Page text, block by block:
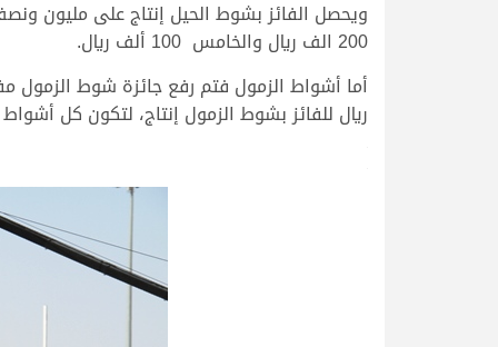
200 الف ريال والخامس 100 ألف ريال.
أما أشواط الزمول فتم رفع جائزة شوط الزمول
ريال للفائز بشوط الزمول إنتاج، لتكون كل